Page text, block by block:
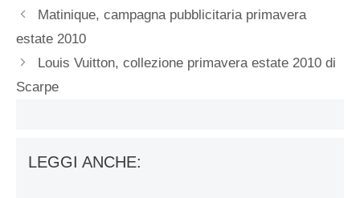
Matinique, campagna pubblicitaria primavera
estate 2010
Louis Vuitton, collezione primavera estate 2010 di
Scarpe
LEGGI ANCHE: